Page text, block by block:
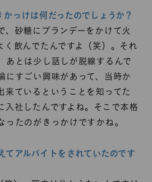
っけは何だったのでしょうか？
、砂糖にブランデーをかけて火
く飲んでたんですよ（笑）。それ
あとは少し話しが脱線するんで
にすごい興味があって、当時か
来ているということを知ってた
入社したんですよね。そこで本格
たのがきっかけですかね。
アルバイトをされていたのです